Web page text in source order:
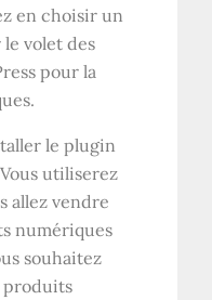
en choisir un
volet des
pour la
le plugin
utiliserez
allez vendre
numériques
souhaitez
produits